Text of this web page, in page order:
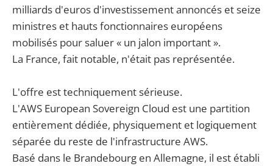
milliards d'euros d'investissement annoncés et seize
ministres et hauts fonctionnaires européens
mobilisés pour saluer « un jalon important ».
La France, fait notable, n'était pas représentée.
L'offre est techniquement sérieuse.
L'AWS European Sovereign Cloud est une partition
entièrement dédiée, physiquement et logiquement
séparée du reste de l'infrastructure AWS.
Basé dans le Brandebourg en Allemagne, il est établi